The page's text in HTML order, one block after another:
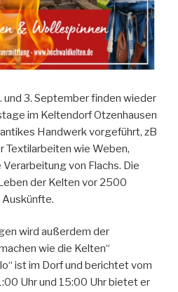
und 3. September finden wieder
im Keltendorf Otzenhausen
Handwerk vorgeführt, zB
Textilarbeiten wie Weben,
Verarbeitung von Flachs. Die
der Kelten vor 2500
Auskünfte.
wird außerdem der
wie die Kelten“
ist im Dorf und berichtet vom
Uhr und 15:00 Uhr bietet er